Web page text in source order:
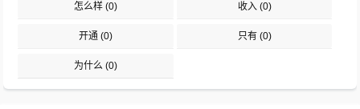
怎么样 (0) 收入(0)
开通 (0) 只有(0)
为什么 (0)